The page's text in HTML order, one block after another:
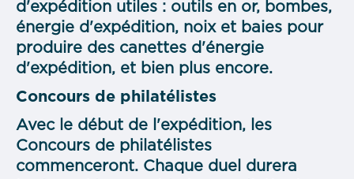
d'expédition utiles : outils en or, bombes,
énergie d'expédition, noix et baies pour
produire des canettes d'énergie
d'expédition, et bien plus encore.
Concours de philatélistes
Avec le début de l'expédition, les
Concours de philatélistes
commenceront. Chaque duel durera